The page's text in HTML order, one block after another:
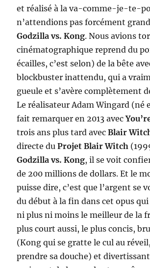
et réalisé à la va-comme-je-te-
n’attendions pas forcément
Godzilla vs. Kong. Nous avions
cinématographique reprend du
écailles, c’est selon) de la bête
blockbuster inattendu, qui a
gueule et s’avère complètement
Le réalisateur Adam Wingard (né
fait remarquer en 2013 avec
trois ans plus tard avecBlair
directe duProjet Blair Witch
Godzilla vs. Kong, il se voit
de 200 millions de dollars. Et le
puisse dire, c’est que l’argent se
du début à la fin dans cet opus
ni plus ni moins le meilleur de la
plus court aussi, le plus concis,
(Kong qui se gratte le cul au
prendre sa douche) et